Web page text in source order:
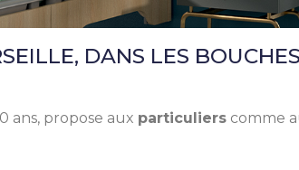
DANS LES
ans, propose aux particuliers comme